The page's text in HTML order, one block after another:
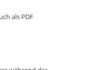
als PDF